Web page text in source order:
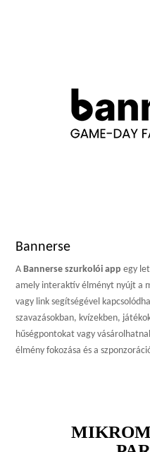
Bannerse
A Bannerse szurkolói app egy
amely interaktív élményt nyújt a
vagy link segítségével
szavazásokban, kvízekben,
hűségpontokat vagy
élmény fokozása és a